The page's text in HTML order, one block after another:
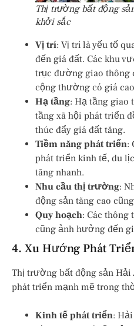
Thị trường bất động
khởi sắc
Vị trí: Vị trí là yếu tố
đến giá đất. Các khu
trục đường giao thông
cộng thường có giá
Hạ tầng: Hạ tầng giao
tầng xã hội phát triển
thúc đẩy giá đất tăng.
Tiềm năng phát triển:
phát triển kinh tế, du
tăng nhanh.
Nhu cầu thị trường:
động sản tăng cao
Quy hoạch: Các thông
cũng ảnh hưởng đến
4. Xu Hướng Phát
Thị trường bất động sản
phát triển mạnh mẽ trong
Kinh tế phát triển: